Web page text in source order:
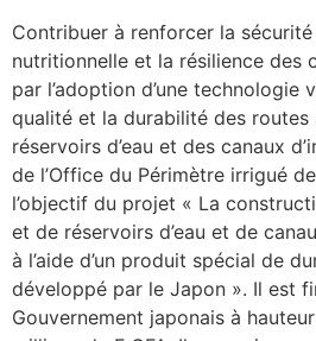
Contribuer à renforcer la
nutritionnelle et la résilience des
par l’adoption d’une technologie
qualité et la durabilité des routes
réservoirs d’eau et des canaux
de l’Office du Périmètre irrigué
l’objectif du projet « La
et de réservoirs d’eau et de
à l’aide d’un produit spécial de
développé par le Japon ». Il est
Gouvernement japonais à